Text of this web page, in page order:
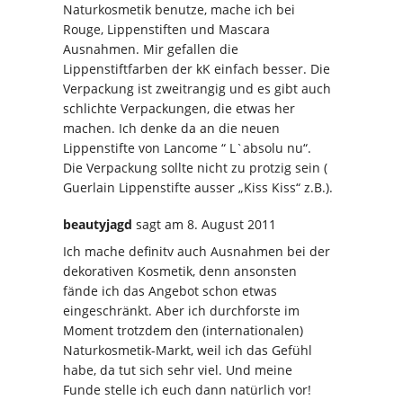
Naturkosmetik benutze, mache ich bei
Rouge, Lippenstiften und Mascara
Ausnahmen. Mir gefallen die
Lippenstiftfarben der kK einfach besser. Die
Verpackung ist zweitrangig und es gibt auch
schlichte Verpackungen, die etwas her
machen. Ich denke da an die neuen
Lippenstifte von Lancome “ L`absolu nu“.
Die Verpackung sollte nicht zu protzig sein (
Guerlain Lippenstifte ausser „Kiss Kiss“ z.B.).
beautyjagd sagt am 8. August 2011
Ich mache definitv auch Ausnahmen bei der
dekorativen Kosmetik, denn ansonsten
fände ich das Angebot schon etwas
eingeschränkt. Aber ich durchforste im
Moment trotzdem den (internationalen)
Naturkosmetik-Markt, weil ich das Gefühl
habe, da tut sich sehr viel. Und meine
Funde stelle ich euch dann natürlich vor!